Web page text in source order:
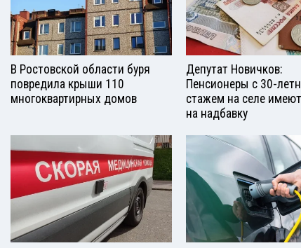
В Ростовской области буря
повредила крыши 110
многоквартирных домов
Депутат Новичков:
Пенсионеры с 30-
стажем на селе
на надбавку